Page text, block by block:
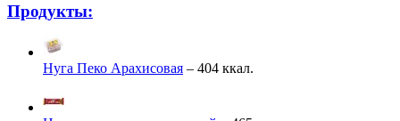
Продукты:
Нуга Пеко Арахисовая – 404 ккал.